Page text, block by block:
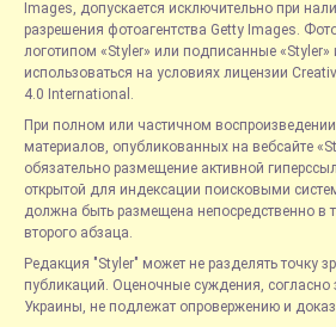
Images, допускается исключительно при
разрешения фотоагентства Getty Images.
логотипом «Styler» или подписанные «Styler»
использоваться на условиях лицензии
4.0 International.
При полном или частичном
материалов, опубликованных на вебсайте
обязательно размещение активной
открытой для индексации поисковыми
должна быть размещена непосредственно в
второго абзаца.
Редакция "Styler" может не разделять точку
публикаций. Оценочные суждения, согласно
Украины, не подлежат опровержению и